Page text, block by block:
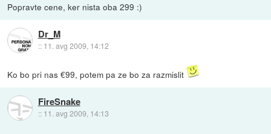
Popravte cene, ker nista oba 299 :)
Dr_M
:: 11. avg 2009, 14:12
Ko bo pri nas €99, potem pa ze bo za razmislit
FireSnake
:: 11. avg 2009, 14:13